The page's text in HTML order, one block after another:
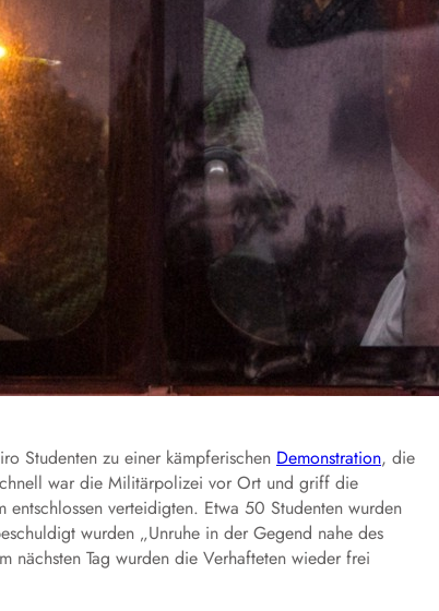
Studenten zu einer kämpferischen Demonstration, die
war die Militärpolizei vor Ort und griff die
entschlossen verteidigten. Etwa 50 Studenten wurden
wurden „Unruhe in der Gegend nahe des
nächsten Tag wurden die Verhafteten wieder frei